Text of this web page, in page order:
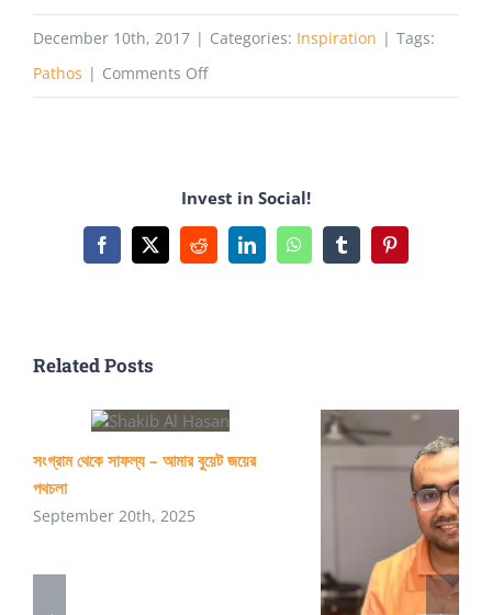
December 10th, 2017 | Categories: Inspiration | Tags:
Pathos | Comments Offon
Invest in Social!
Facebook
X RedditLinkedInWhatsAppTumblrPinterest
Related Posts
সংগ্রাম থেকে সাফল্য – আমার বুয়েট জয়ের
পথচলা
September 20th, 2025